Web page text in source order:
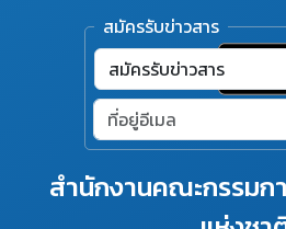
สำนักงานคณะกรรม
สมัครรับข่าวสาร